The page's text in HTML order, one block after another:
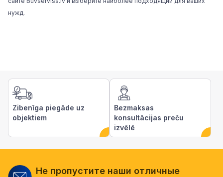
нужд.
Zibenīga piegāde uz
objektiem
Bezmaksas
konsultācijas preču
izvēlē
Не пропустите наши отличные